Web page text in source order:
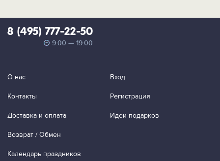
8 (495) 777-22-50
9:00 — 19:00
О нас
Контакты
Доставка и оплата
Возврат / Обмен
Календарь праздников
Вход
Регистрация
Идеи подарков